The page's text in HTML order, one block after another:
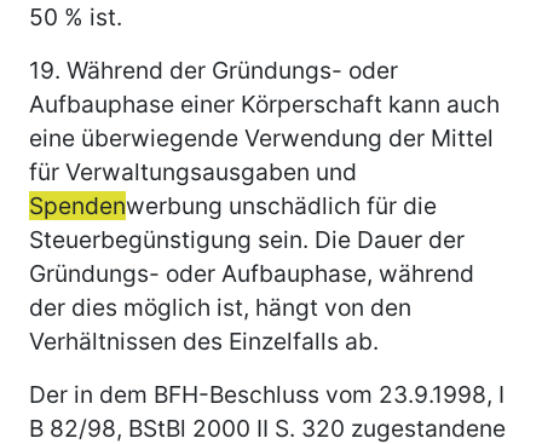
50 % ist.
19. Während der Gründungs- oder
Aufbauphase einer Körperschaft kann auch
eine überwiegende Verwendung der Mittel
für Verwaltungsausgaben und
Spendenwerbung unschädlich für die
Steuerbegünstigung sein. Die Dauer der
Gründungs- oder Aufbauphase, während
der dies möglich ist, hängt von den
Verhältnissen des Einzelfalls ab.
Der in dem BFH-Beschluss vom 23.9.1998, I
B 82/98, BStBl 2000 II S. 320 zugestandene